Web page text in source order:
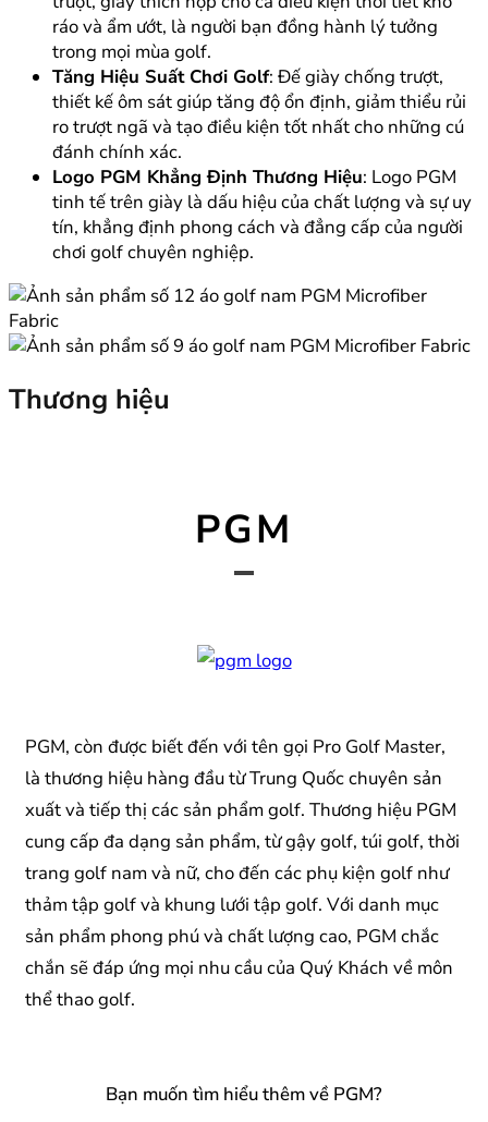
ráo và ẩm ướt, là người bạn đồng hành lý tưởng
trong mọi mùa golf.
Tăng Hiệu Suất Chơi Golf: Đế giày chống trượt,
thiết kế ôm sát giúp tăng độ ổn định, giảm thiểu rủi
ro trượt ngã và tạo điều kiện tốt nhất cho những cú
đánh chính xác.
Logo PGM Khẳng Định Thương Hiệu: Logo PGM
tinh tế trên giày là dấu hiệu của chất lượng và sự uy
tín, khẳng định phong cách và đẳng cấp của người
chơi golf chuyên nghiệp.
Thương hiệu
PGM
PGM, còn được biết đến với tên gọi Pro Golf Master,
là thương hiệu hàng đầu từ Trung Quốc chuyên sản
xuất và tiếp thị các sản phẩm golf. Thương hiệu PGM
cung cấp đa dạng sản phẩm, từ gậy golf, túi golf, thời
trang golf nam và nữ, cho đến các phụ kiện golf như
thảm tập golf và khung lưới tập golf. Với danh mục
sản phẩm phong phú và chất lượng cao, PGM chắc
chắn sẽ đáp ứng mọi nhu cầu của Quý Khách về môn
thể thao golf.
Bạn muốn tìm hiểu thêm về PGM?